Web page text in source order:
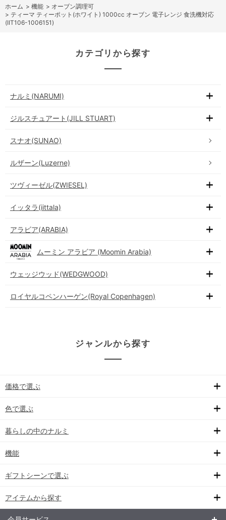
ホーム > 機能 > オーブン調理可
> ティーマ ティーポット(ホワイト) 1000cc オーブン 電子レンジ 食洗機対応
(IIT106-1006151)
カテゴリから探す
ナルミ(NARUMI)
ジルスチュアート(JILL STUART)
スナオ(SUNAO)
ルザーン(Luzerne)
ツヴィーゼル(ZWIESEL)
イッタラ(iittala)
アラビア(ARABIA)
ムーミン アラビア (Moomin Arabia)
ウェッジウッド(WEDGWOOD)
ロイヤルコペンハーゲン(Royal Copenhagen)
ジャンルから探す
価格で選ぶ
色で選ぶ
暮らしの中のナルミ
機能
ギフトシーンで選ぶ
アイテムから探す